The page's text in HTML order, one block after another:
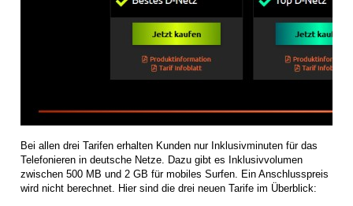
Bei allen drei Tarifen erhalten Kunden nur Inklusivminuten für das
Telefonieren in deutsche Netze. Dazu gibt es Inklusivvolumen
zwischen 500 MB und 2 GB für mobiles Surfen. Ein Anschlusspreis
wird nicht berechnet. Hier sind die drei neuen Tarife im Überblick: